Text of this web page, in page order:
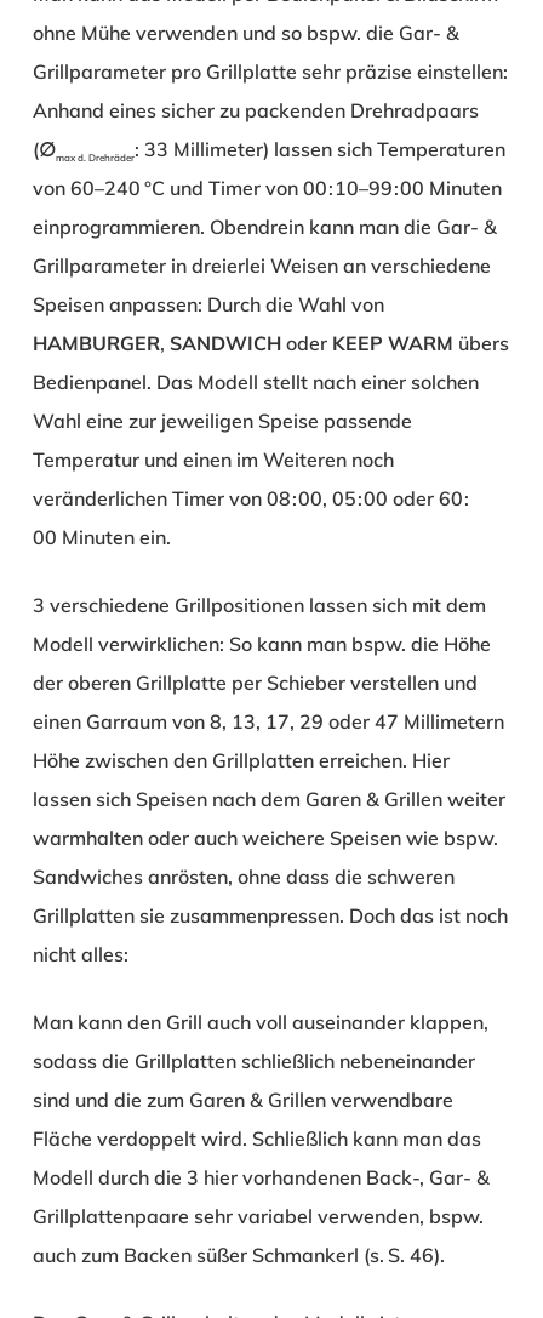
ohne Mühe verwenden und so bspw. die Gar- &
Grillparameter pro Grillplatte sehr präzise einstellen:
Anhand eines sicher zu packenden Drehradpaars
(∅max d. Drehräder: 33 Millimeter) lassen sich Temperaturen
von 60–240 °C und Timer von 00 : 10–99 : 00 Minuten
einprogrammieren. Obendrein kann man die Gar- &
Grillparameter in dreierlei Weisen an verschiedene
Speisen anpassen: Durch die Wahl von
HAMBURGER, SANDWICHoder KEEP WARM übers
Bedienpanel. Das Modell stellt nach einer solchen
Wahl eine zur jeweiligen Speise passende
Temperatur und einen im Weiteren noch
veränderlichen Timer von 08 : 00, 05 : 00 oder 60 :
00 Minuten ein.
3 verschiedene Grillpositionen lassen sich mit dem
Modell verwirklichen: So kann man bspw. die Höhe
der oberen Grillplatte per Schieber verstellen und
einen Garraum von 8, 13, 17, 29 oder 47 Millimetern
Höhe zwischen den Grillplatten erreichen. Hier
lassen sich Speisen nach dem Garen & Grillen weiter
warmhalten oder auch weichere Speisen wie bspw.
Sandwiches anrösten, ohne dass die schweren
Grillplatten sie zusammenpressen. Doch das ist noch
nicht alles:
Man kann den Grill auch voll auseinander klappen,
sodass die Grillplatten schließlich nebeneinander
sind und die zum Garen & Grillen verwendbare
Fläche verdoppelt wird. Schließlich kann man das
Modell durch die 3 hier vorhandenen Back-, Gar- &
Grillplattenpaare sehr variabel verwenden, bspw.
auch zum Backen süßer Schmankerl (s. S. 46).